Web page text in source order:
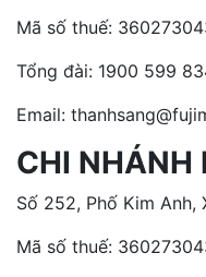
Mã số thuế:
Tổng đài: 1900 599
Email:
CHI NHÁNH
Số 252, Phố Kim Anh,
Mã số thuế: